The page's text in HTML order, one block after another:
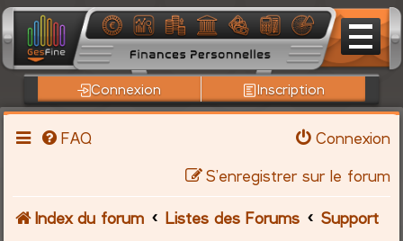
Connexion Inscription
FAQ
Connexion
S’enregistrer sur le forum
Index du forum Listes des Forums
Support